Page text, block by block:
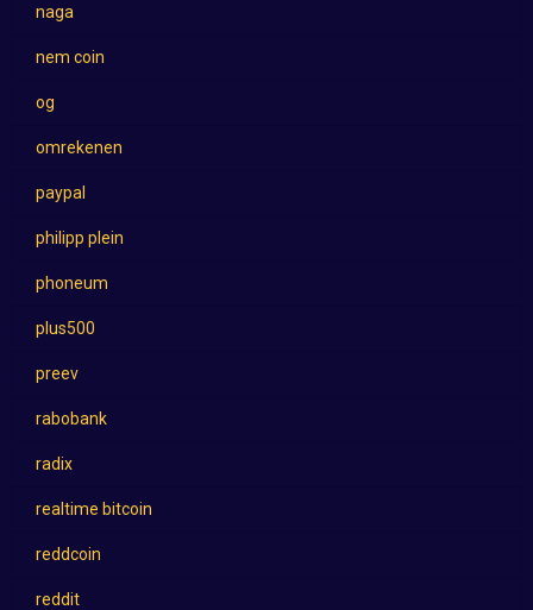
naga
nem coin
og
omrekenen
paypal
philipp plein
phoneum
plus500
preev
rabobank
radix
realtime bitcoin
reddcoin
reddit